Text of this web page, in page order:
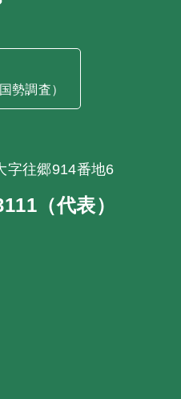
勢調査）
字往郷914番地6
（代表）